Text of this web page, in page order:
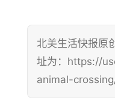
北美生活快报原
址为：https://
animal-